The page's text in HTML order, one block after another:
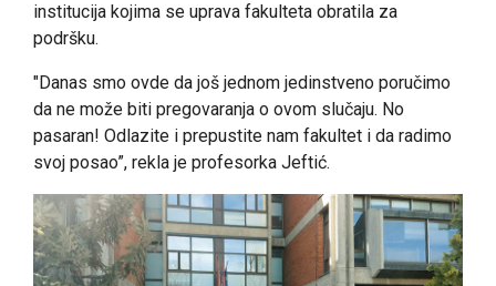
institucija kojima se uprava fakulteta obratila za
podršku.
"Danas smo ovde da još jednom jedinstveno poručimo
da ne može biti pregovaranja o ovom slučaju. No
pasaran! Odlazite i prepustite nam fakultet i da radimo
svoj posao”, rekla je profesorka Jeftić.